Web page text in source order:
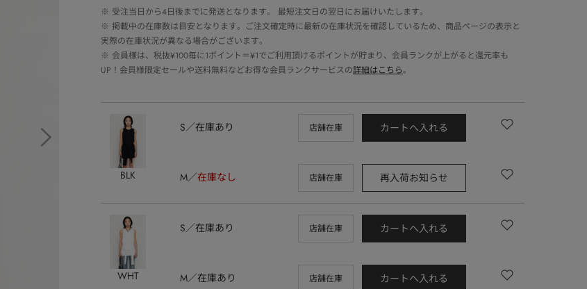
※ 受注当日から4日後までに発送となります。 最短注文日の翌日にお届けいたします。
※ 掲載中の在庫数は目安となります。ご注文確定時に最新の在庫状況を確認しているため、商品ページの表示と
実際の在庫状況が異なる場合がございます。
※ 会員様は、税抜¥100毎に1ポイント＝¥1でご利用頂けるポイントが貯まり、会員ランクが上がると還元率も
UP！会員様限定セールや送料無料などお得な会員ランクサービスの詳細はこちら。
BLK
S 在庫あり 店舗在庫 カートへ入れる
M 在庫なし 店舗在庫 再入荷お知らせ
WHT
S 在庫あり 店舗在庫 カートへ入れる
M 在庫あり 店舗在庫 カートへ入れる